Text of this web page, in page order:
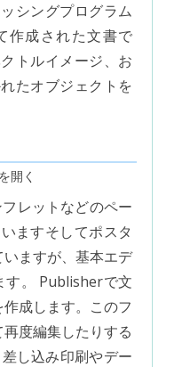
シングプログラム
作成された文書で
トルイメージ、お
たオブジェクトを
開く
レットなどのペー
ますそしてポスタ
ますが、基本エデ
す。 Publisherで文
成します。このフ
度編集したりする
し込み印刷やデー